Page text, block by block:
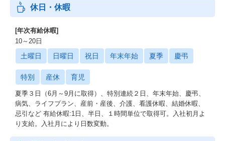
休日・休暇
[年次有給休暇]
10～20日
土曜日 日曜日 祝日 年末年始 夏季 慶弔
特別 産休 育児
夏季３日（6月～9月に取得）、特別連続２日、年末年始、慶弔、
病気、ライフプラン、産前・産後、介護、看護休暇、結婚休暇、
忌引など 有給休暇:1日、半日、１時間単位で取得可。入社初月よ
り支給。入社月により日数変動。